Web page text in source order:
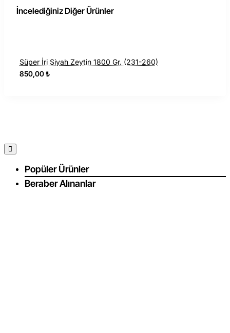
İncelediğiniz Diğer Ürünler
Süper İri Siyah Zeytin 1800 Gr. (231-260)
850,00 ₺
Popüler Ürünler
Beraber Alınanlar